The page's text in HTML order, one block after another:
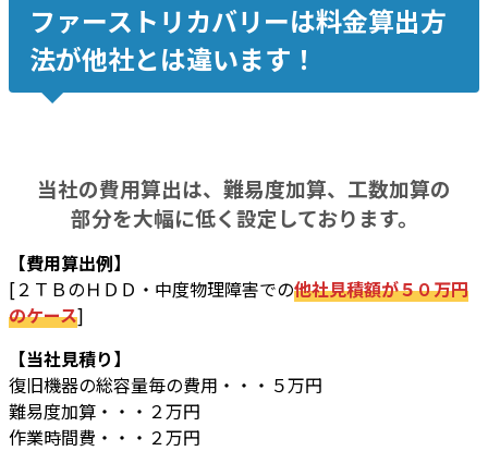
ファーストリカバリーは料金算出方
法が他社とは違います！
当社の費用算出は、難易度加算、工数加算の
部分を大幅に低く設定しております。
【費用算出例】
[２ＴＢのＨＤＤ・中度物理障害での他社見積額が５０万円
のケース]
【当社見積り】
復旧機器の総容量毎の費用・・・５万円
難易度加算・・・２万円
作業時間費・・・２万円